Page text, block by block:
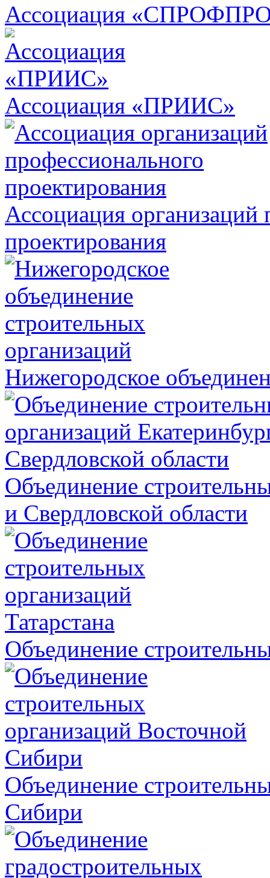
Ассоциация
Ассоциация «ПРИИС»
Ассоциация организаций
проектирования
Нижегородское
Объединение
и Свердловской области
Объединение
Объединение
Сибири